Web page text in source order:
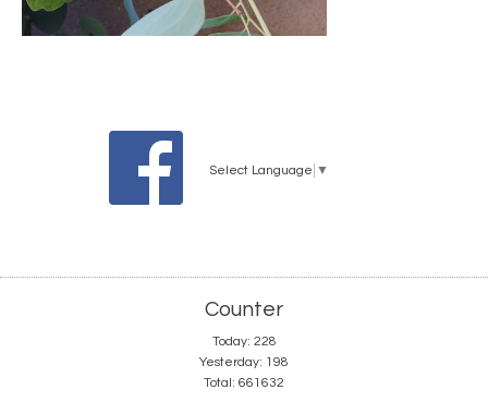
Select Language ▼
Counter
Today: 228
Yesterday: 198
Total: 661632